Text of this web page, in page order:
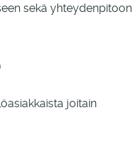
sekä yhteydenpitoon
joitain